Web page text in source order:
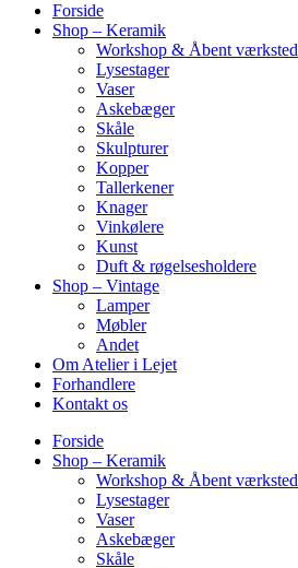
Forside
Shop – Keramik
Workshop & Åbent værksted
Lysestager
Vaser
Askebæger
Skåle
Skulpturer
Kopper
Tallerkener
Knager
Vinkølere
Kunst
Duft & røgelsesholdere
Shop – Vintage
Lamper
Møbler
Andet
Om Atelier i Lejet
Forhandlere
Kontakt os
Forside
Shop – Keramik
Workshop & Åbent værksted
Lysestager
Vaser
Askebæger
Skåle